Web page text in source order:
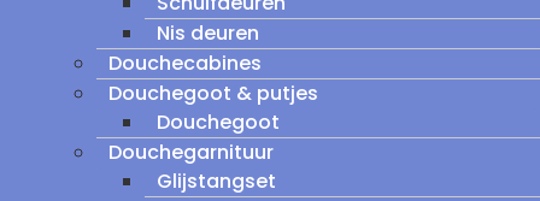
Nis deuren
Douchecabines
Douchegoot & putjes
Douchegoot
Douchegarnituur
Glijstangset